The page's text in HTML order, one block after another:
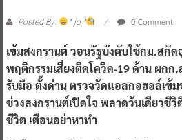
Posted By: ^ jo ^ 0 Comment
เข้มสงกรานต์ วอนรัฐบังคับใช้กม.สกั
พฤติกรรมเสี่ยงติดโควิด-19 ด้าน ผกก
รับมือ ตั้งด่าน ตรวจวัดแอลกอฮอล์เข้
ช่วงสงกรานต์เปิดใจ พลาดวันเดียวชี
ชีวิต เตือนอย่าหาทำ